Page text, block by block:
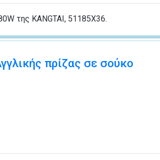
της KANGTAI, 51185X36.
πρίζας σε σούκο